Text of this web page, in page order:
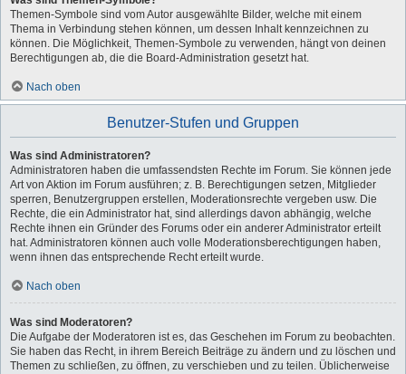
Themen-Symbole sind vom Autor ausgewählte Bilder, welche mit einem
Thema in Verbindung stehen können, um dessen Inhalt kennzeichnen zu
können. Die Möglichkeit, Themen-Symbole zu verwenden, hängt von deinen
Berechtigungen ab, die die Board-Administration gesetzt hat.
Nach oben
Benutzer-Stufen und Gruppen
Was sind Administratoren?
Administratoren haben die umfassendsten Rechte im Forum. Sie können jede
Art von Aktion im Forum ausführen; z. B. Berechtigungen setzen, Mitglieder
sperren, Benutzergruppen erstellen, Moderationsrechte vergeben usw. Die
Rechte, die ein Administrator hat, sind allerdings davon abhängig, welche
Rechte ihnen ein Gründer des Forums oder ein anderer Administrator erteilt
hat. Administratoren können auch volle Moderationsberechtigungen haben,
wenn ihnen das entsprechende Recht erteilt wurde.
Nach oben
Was sind Moderatoren?
Die Aufgabe der Moderatoren ist es, das Geschehen im Forum zu beobachten.
Sie haben das Recht, in ihrem Bereich Beiträge zu ändern und zu löschen und
Themen zu schließen, zu öffnen, zu verschieben und zu teilen. Üblicherweise